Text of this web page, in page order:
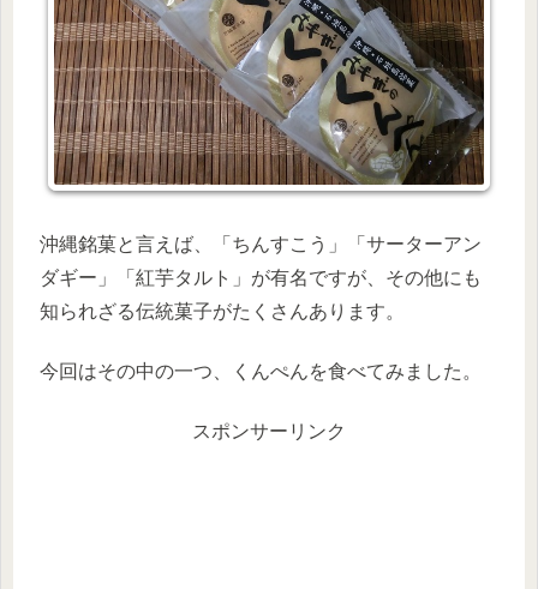
沖縄銘菓と言えば、「ちんすこう」「サーターアン
ダギー」「紅芋タルト」が有名ですが、その他にも
知られざる伝統菓子がたくさんあります。
今回はその中の一つ、くんぺんを食べてみました。
スポンサーリンク